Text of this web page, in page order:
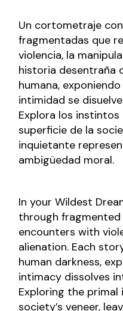
Un cortometraje
fragmentadas que
violencia, la
historia desentraña
humana,
intimidad se
Explora los
superficie de la
inquietante
ambigüedad moral.
In your Wildest
through
encounters with
alienation. Each
human darkness,
intimacy dissolves
Exploring the
society’s veneer,